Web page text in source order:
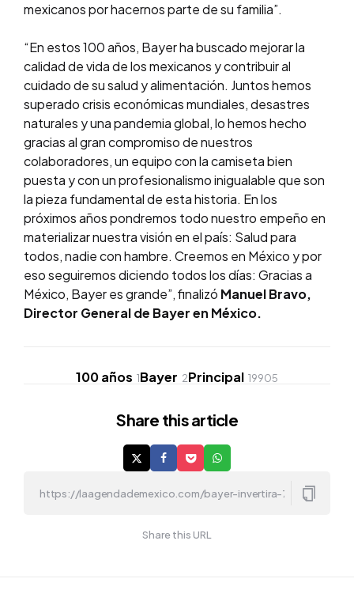
mexicanos por hacernos parte de su familia”.
“En estos 100 años, Bayer ha buscado mejorar la
calidad de vida de los mexicanos y contribuir al
cuidado de su salud y alimentación. Juntos hemos
superado crisis económicas mundiales, desastres
naturales y una pandemia global, lo hemos hecho
gracias al gran compromiso de nuestros
colaboradores, un equipo con la camiseta bien
puesta y con un profesionalismo inigualable que son
la pieza fundamental de esta historia. En los
próximos años pondremos todo nuestro empeño en
materializar nuestra visión en el país: Salud para
todos, nadie con hambre. Creemos en México y por
eso seguiremos diciendo todos los días: Gracias a
México, Bayer es grande”, finalizó Manuel Bravo,
Director General de Bayer en México.
100 años 1Bayer 2Principal 19905
Share this article
Share this URL